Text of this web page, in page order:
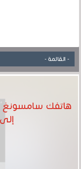
هاتفك سامسونغ